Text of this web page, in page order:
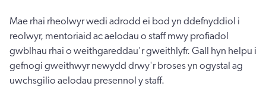
Mae rhai rheolwyr wedi adrodd ei bod yn ddefnyddiol i
reolwyr, mentoriaid ac aelodau o staff mwy profiadol
gwblhau rhai o weithgareddau'r gweithlyfr. Gall hyn helpu i
gefnogi gweithwyr newydd drwy'r broses yn ogystal ag
uwchsgilio aelodau presennol y staff.